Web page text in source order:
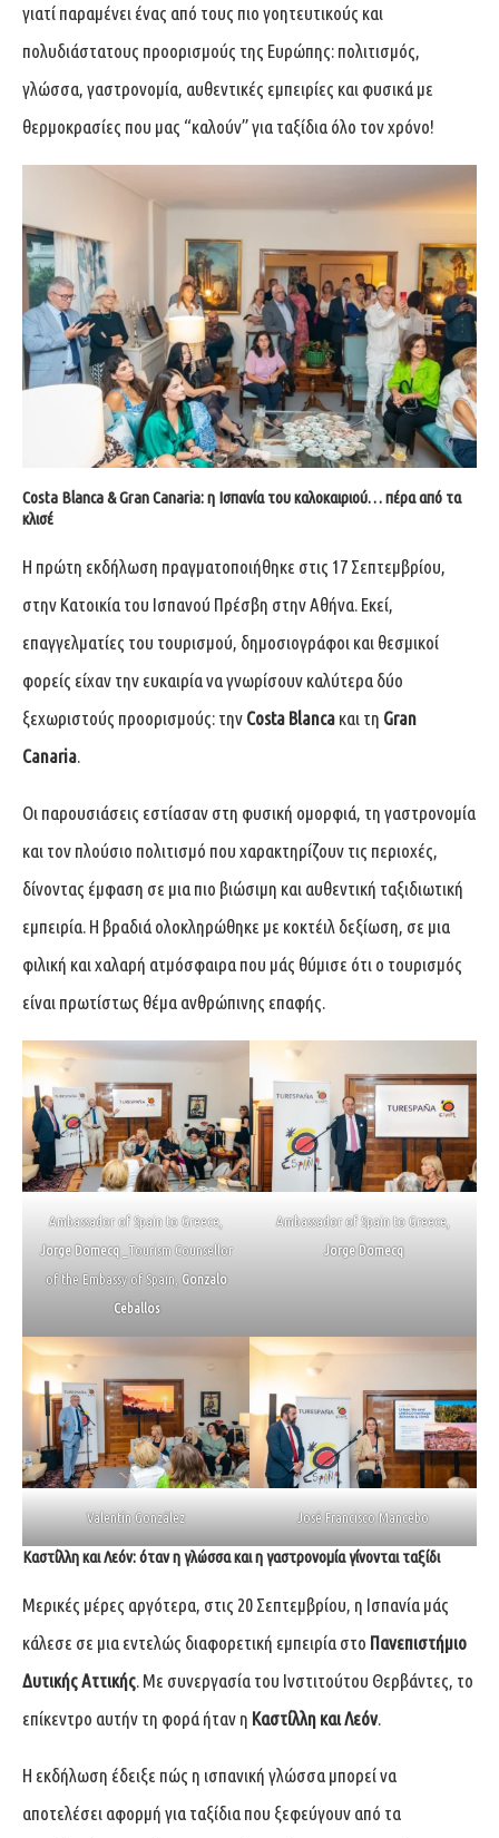
γιατί παραμένει ένας από τους πιο γοητευτικούς και
πολυδιάστατους προορισμούς της Ευρώπης: πολιτισμός,
γλώσσα, γαστρονομία, αυθεντικές εμπειρίες και φυσικά με
θερμοκρασίες που μας “καλούν” για ταξίδια όλο τον χρόνο!
Costa Blanca & Gran Canaria: η Ισπανία του καλοκαιριού… πέρα από τα
κλισέ
Η πρώτη εκδήλωση πραγματοποιήθηκε στις 17 Σεπτεμβρίου,
στην Κατοικία του Ισπανού Πρέσβη στην Αθήνα. Εκεί,
επαγγελματίες του τουρισμού, δημοσιογράφοι και θεσμικοί
φορείς είχαν την ευκαιρία να γνωρίσουν καλύτερα δύο
ξεχωριστούς προορισμούς: την Costa Blanca και τη Gran
Canaria.
Οι παρουσιάσεις εστίασαν στη φυσική ομορφιά, τη γαστρονομία
και τον πλούσιο πολιτισμό που χαρακτηρίζουν τις περιοχές,
δίνοντας έμφαση σε μια πιο βιώσιμη και αυθεντική ταξιδιωτική
εμπειρία. Η βραδιά ολοκληρώθηκε με κοκτέιλ δεξίωση, σε μια
φιλική και χαλαρή ατμόσφαιρα που μάς θύμισε ότι ο τουρισμός
είναι πρωτίστως θέμα ανθρώπινης επαφής.
Ambassador of Spain to Greece,
Jorge Domecq _Tourism Counsellor
of the Embassy of Spain, Gonzalo
Ceballos
Ambassador of Spain to Greece,
Jorge Domecq
Valentín González José Francisco Mancebo
Καστίλλη και Λεόν: όταν η γλώσσα και η γαστρονομία γίνονται ταξίδι
Μερικές μέρες αργότερα, στις 20 Σεπτεμβρίου, η Ισπανία μάς
κάλεσε σε μια εντελώς διαφορετική εμπειρία στο Πανεπιστήμιο
Δυτικής Αττικής. Με συνεργασία του Ινστιτούτου Θερβάντες, το
επίκεντρο αυτήν τη φορά ήταν η Καστίλλη και Λεόν.
Η εκδήλωση έδειξε πώς η ισπανική γλώσσα μπορεί να
αποτελέσει αφορμή για ταξίδια που ξεφεύγουν από τα